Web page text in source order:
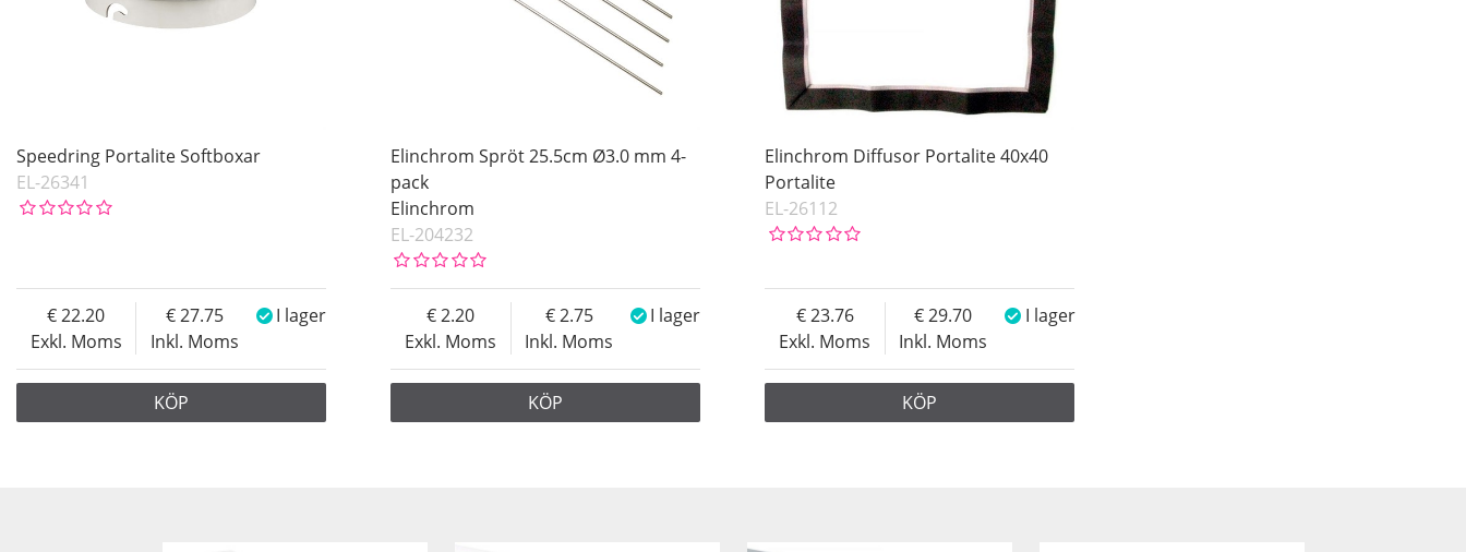
Speedring Portalite Softboxar
EL-26341
Exkl. Moms
22.20
Inkl. Moms
27.75 I lager
KÖP
Elinchrom Spröt 25.5cm Ø3.0 mm 4-
pack
Elinchrom
EL-204232
Exkl. Moms
2.20
Inkl. Moms
2.75 I lager
KÖP
Elinchrom Diffusor Portalite 40x40
Portalite
EL-26112
Exkl. Moms
23.76
Inkl. Moms
29.70 I lager
KÖP